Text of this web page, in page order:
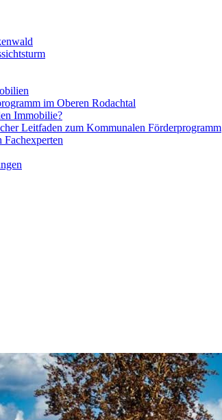
im Oberen Rodachtal
Immobilie?
Leitfaden zum Kommunalen Förderprogramm
Fachexperten